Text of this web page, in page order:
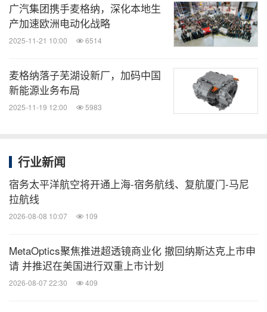
广汽集团携手麦格纳，深化本地生
产加速欧洲电动化战略
2025-11-21 10:00 6514
麦格纳落子芜湖设新厂，加码中国
新能源业务布局
2025-11-19 12:00 5983
行业新闻
宿务太平洋航空将开通上海-宿务航线、复航厦门-马尼
拉航线
2026-08-08 10:07 109
MetaOptics聚焦推进超透镜商业化 撤回纳斯达克上市申
请 并推迟在美国进行双重上市计划
2026-08-07 22:30 409